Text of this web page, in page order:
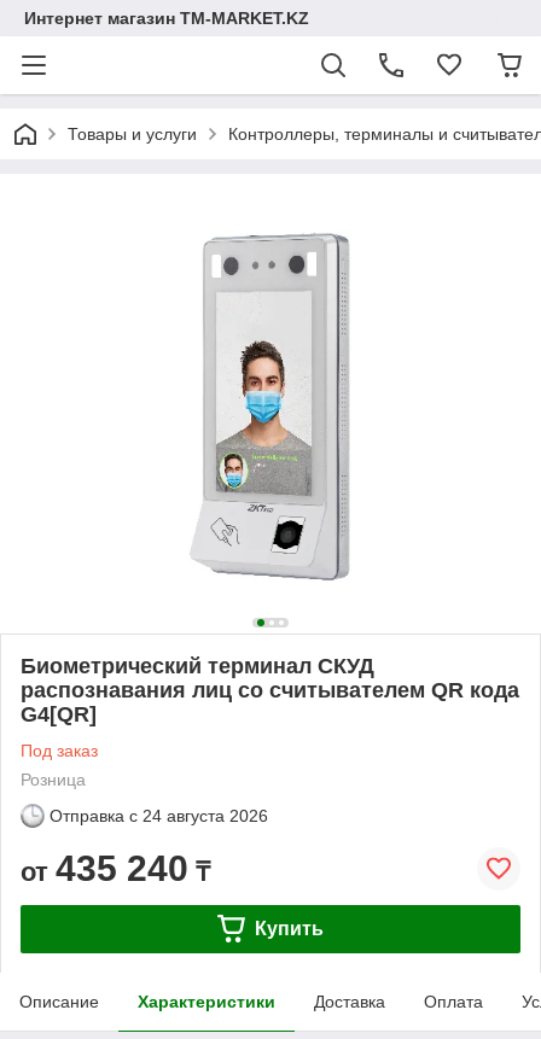
Интернет магазин TM-MARKET.KZ
Товары и услуги Контроллеры, терминалы и
Биометрический терминал СКУД
распознавания лиц со считывателем QR кода
G4[QR]
Под заказ
Розница
Отправка с 24 августа 2026
от 435 240 ₸
Купить
Описание Характеристики Доставка Оплата